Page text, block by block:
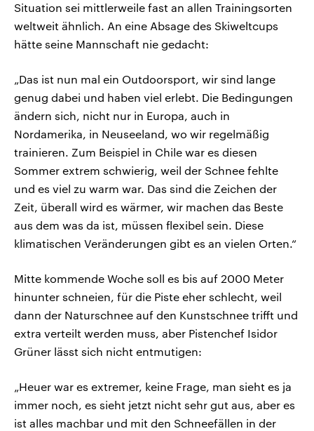
Situation sei mittlerweile fast an allen Trainingsorten
weltweit ähnlich. An eine Absage des Skiweltcups
hätte seine Mannschaft nie gedacht:
„Das ist nun mal ein Outdoorsport, wir sind lange
genug dabei und haben viel erlebt. Die Bedingungen
ändern sich, nicht nur in Europa, auch in
Nordamerika, in Neuseeland, wo wir regelmäßig
trainieren. Zum Beispiel in Chile war es diesen
Sommer extrem schwierig, weil der Schnee fehlte
und es viel zu warm war. Das sind die Zeichen der
Zeit, überall wird es wärmer, wir machen das Beste
aus dem was da ist, müssen flexibel sein. Diese
klimatischen Veränderungen gibt es an vielen Orten.“
Mitte kommende Woche soll es bis auf 2000 Meter
hinunter schneien, für die Piste eher schlecht, weil
dann der Naturschnee auf den Kunstschnee trifft und
extra verteilt werden muss, aber Pistenchef Isidor
Grüner lässt sich nicht entmutigen:
„Heuer war es extremer, keine Frage, man sieht es ja
immer noch, es sieht jetzt nicht sehr gut aus, aber es
ist alles machbar und mit den Schneefällen in der